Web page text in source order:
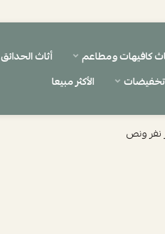
كافيهات ومطاعم أثاث الحدائق
الأكثر مبيعا
نفر ونص